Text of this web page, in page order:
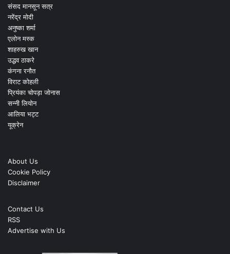
संसद मानसून सत्र
नरेंद्र मोदी
अनुष्का शर्मा
एलोन मस्क
शाहरुख खान
उद्धव ठाकरे
कंगना रनौत
विराट कोहली
प्रियंका चोपड़ा जोनास
सन्नी लियोन
आलिया भट्ट
यूक्रेन
About Us
Cookie Policy
Disclaimer
Contact Us
RSS
Advertise with Us